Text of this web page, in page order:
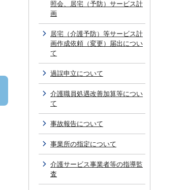
照会、居宅（予防）サービス計
画
居宅（介護予防）等サービス計
画作成依頼（変更）届出につい
て
過誤申立について
介護職員処遇改善加算等につい
て
事故報告について
事業所の指定について
介護サービス事業者等の指導監
査